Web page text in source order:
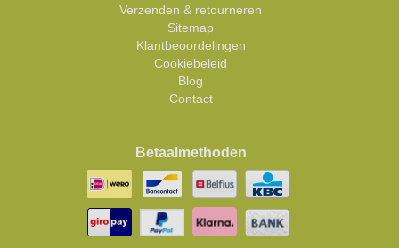
Verzenden & retourneren
Sitemap
Klantbeoordelingen
Cookiebeleid
Blog
Contact
Betaalmethoden